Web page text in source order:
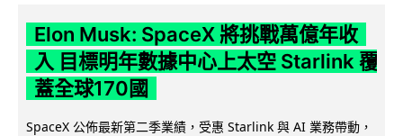
Elon Musk: SpaceX 將挑戰萬億年收
入 目標明年數據中心上太空 Starlink 覆
蓋全球170國
SpaceX 公佈最新第二季業績，受惠 Starlink 與 AI 業務帶動，